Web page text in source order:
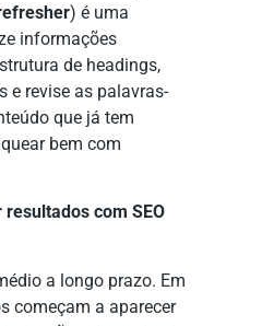
) é uma
informações
de headings,
e revise as palavras-
que já tem
bem com
com SEO
a longo prazo. Em
começam a aparecer